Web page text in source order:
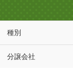
種別
分譲会社